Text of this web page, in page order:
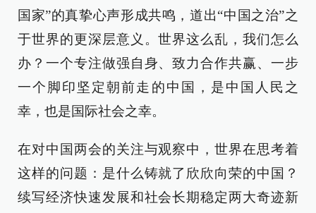
国家”的真挚心声形成共鸣，道出“中国之治”之
于世界的更深层意义。世界这么乱，我们怎么
办？一个专注做强自身、致力合作共赢、一步
一个脚印坚定朝前走的中国，是中国人民之
幸，也是国际社会之幸。
在对中国两会的关注与观察中，世界在思考着
这样的问题：是什么铸就了欣欣向荣的中国？
续写经济快速发展和社会长期稳定两大奇迹新